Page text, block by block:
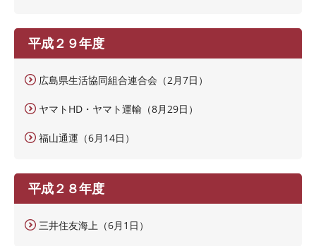
平成２９年度
広島県生活協同組合連合会（2月7日）
ヤマトHD・ヤマト運輸（8月29日）
福山通運（6月14日）
平成２８年度
三井住友海上（6月1日）